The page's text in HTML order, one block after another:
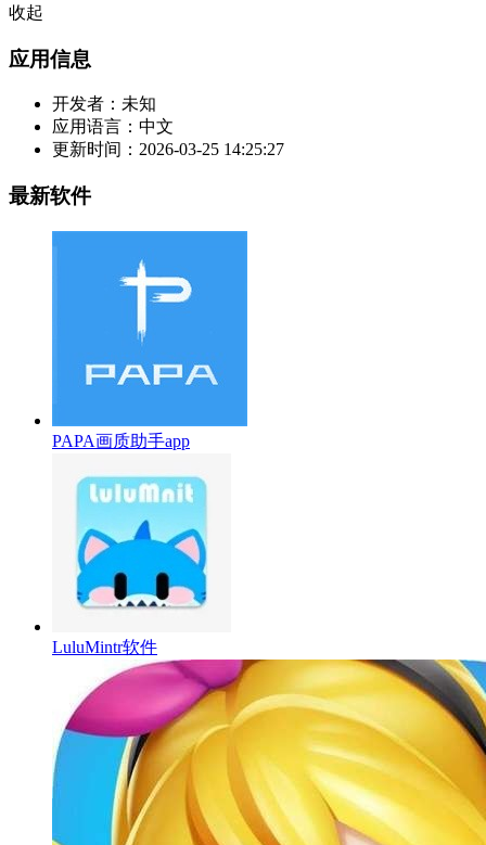
收起
应用信息
开发者： 未知
应用语言： 中文
更新时间： 2026-03-25 14:25:27
最新软件
PAPA画质助手app
LuluMintr软件